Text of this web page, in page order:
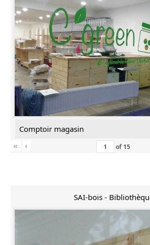
Comptoir magasin
«
‹ of 15
SAI-bois -